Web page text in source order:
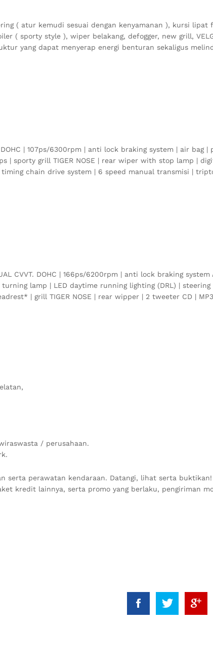
( atur kemudi sesuai dengan kenyamanan ), kursi
( sporty style ), wiper belakang, defogger, new grill,
yang dapat menyerap energi benturan sekaligus
DOHC | 107ps/6300rpm | anti lock braking system | air
| sporty grill TIGER NOSE | rear wiper with stop lamp |
chain drive system | 6 speed manual transmisi |
CVVT. DOHC | 166ps/6200rpm | anti lock braking
lamp | LED daytime running lighting (DRL) |
| grill TIGER NOSE | rear wipper | 2 tweeter CD |
/ perusahaan.
serta perawatan kendaraan. Datangi, lihat serta buktikan!
kredit lainnya, serta promo yang berlaku, pengiriman